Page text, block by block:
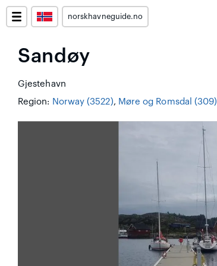
norskhavneguide.no
Sandøy
Gjestehavn
Region: Norway (3522), Møre og Romsdal (309)